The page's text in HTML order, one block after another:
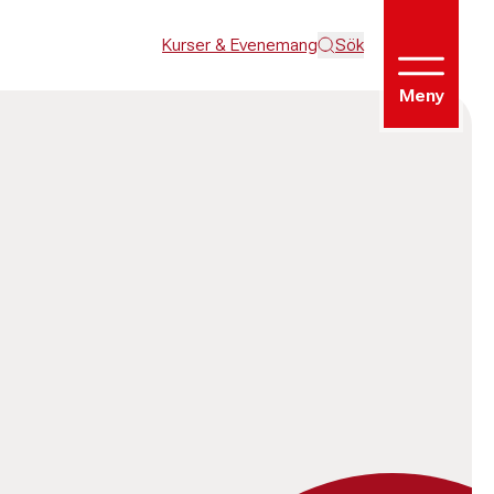
Kurser & Evenemang Sök
Meny